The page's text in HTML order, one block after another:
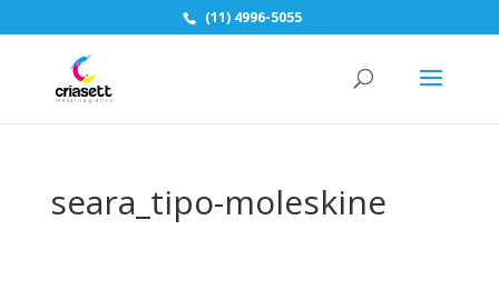
(11) 4996-5055
seara_tipo-moleskine